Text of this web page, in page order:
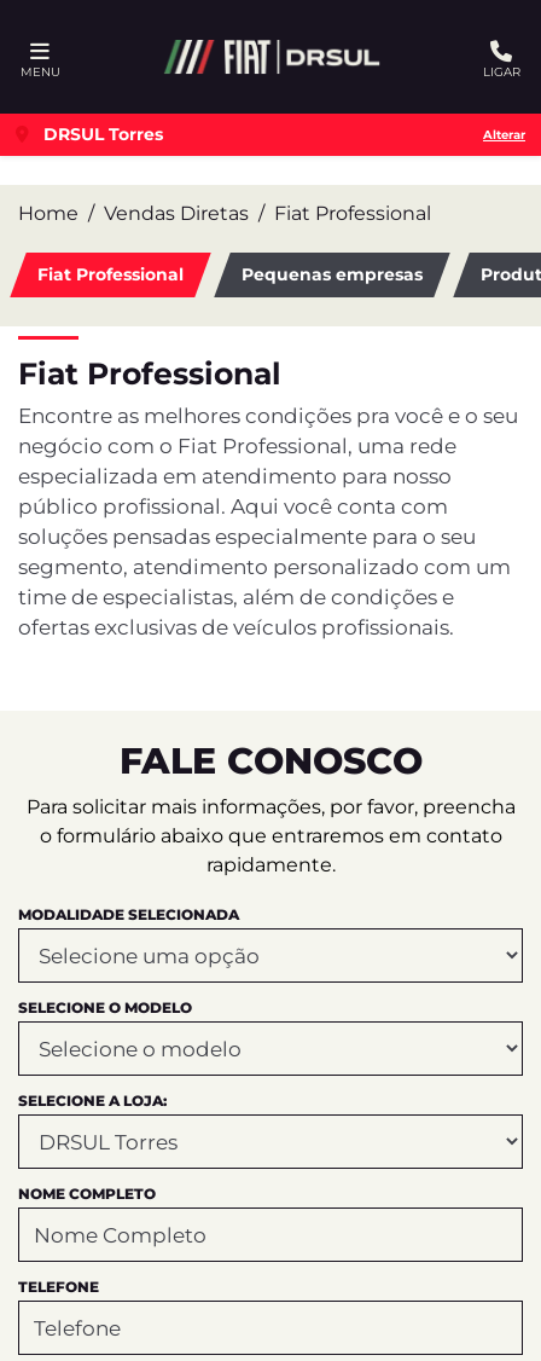
MENU LIGAR
DRSUL Torres Alterar
Home Vendas Diretas Fiat Professional
Fiat Professional Pequenas empresas
Fiat Professional
Encontre as melhores condições pra você e o seu
negócio com o Fiat Professional, uma rede
especializada em atendimento para nosso
público profissional. Aqui você conta com
soluções pensadas especialmente para o seu
segmento, atendimento personalizado com um
time de especialistas, além de condições e
ofertas exclusivas de veículos profissionais.
FALE CONOSCO
Para solicitar mais informações, por favor, preencha
o formulário abaixo que entraremos em contato
rapidamente.
MODALIDADE SELECIONADA
SELECIONE O MODELO
SELECIONE A LOJA:
NOME COMPLETO
TELEFONE